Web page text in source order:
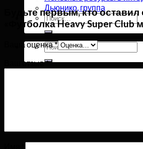
Дьюнико, группа
Искать:
Искать:
Будьте первым, кто
«Футболка Heavy Super Club
Ваша оценка*
Ваш отзыв*